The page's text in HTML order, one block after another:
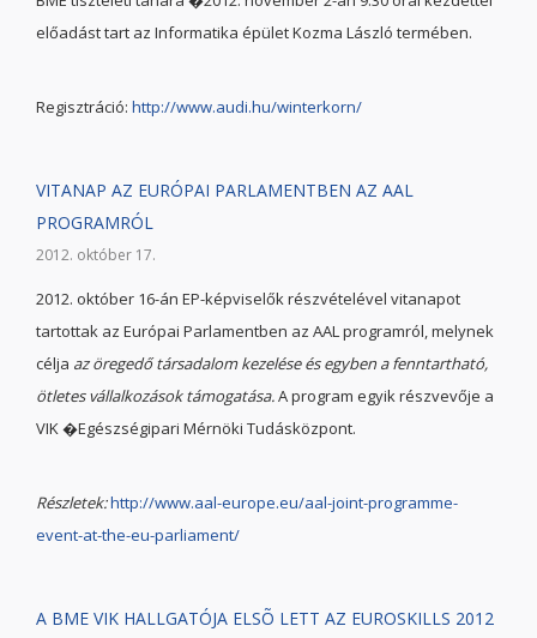
előadást tart az Informatika épület Kozma László termében.
Regisztráció: http://www.audi.hu/winterkorn/
VITANAP AZ EURÓPAI PARLAMENTBEN AZ AAL
PROGRAMRÓL
2012. október 17.
2012. október 16-án EP-képviselők részvételével vitanapot
tartottak az Európai Parlamentben az AAL programról, melynek
célja az öregedő társadalom kezelése és egyben a fenntartható,
ötletes vállalkozások támogatása.A program egyik részvevője a
VIK �Egészségipari Mérnöki Tudásközpont.
Részletek:http://www.aal-europe.eu/aal-joint-programme-
event-at-the-eu-parliament/
A BME VIK HALLGATÓJA ELSÕ LETT AZ EUROSKILLS 2012